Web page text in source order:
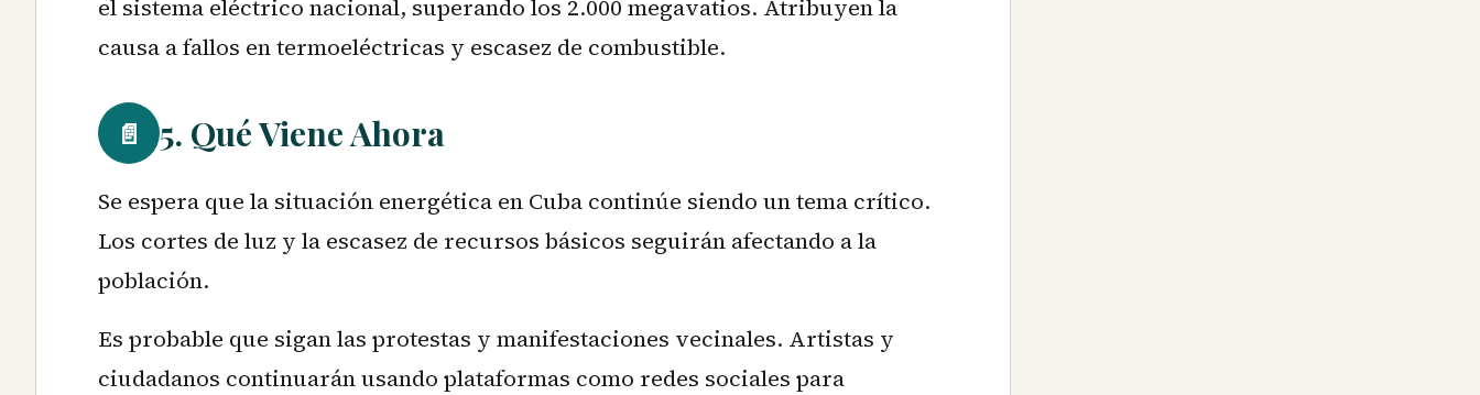
el sistema eléctrico nacional, superando los 2.000 megavatios. Atribuyen la
causa a fallos en termoeléctricas y escasez de combustible.
📄 5. Qué Viene Ahora
Se espera que la situación energética en Cuba continúe siendo un tema crítico.
Los cortes de luz y la escasez de recursos básicos seguirán afectando a la
población.
Es probable que sigan las protestas y manifestaciones vecinales. Artistas y
ciudadanos continuarán usando plataformas como redes sociales para